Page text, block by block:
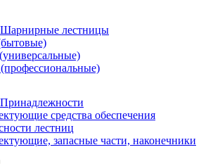
Шарнирные лестницы
Принадлежности
средства обеспечения
лестниц
запасные части, наконечники